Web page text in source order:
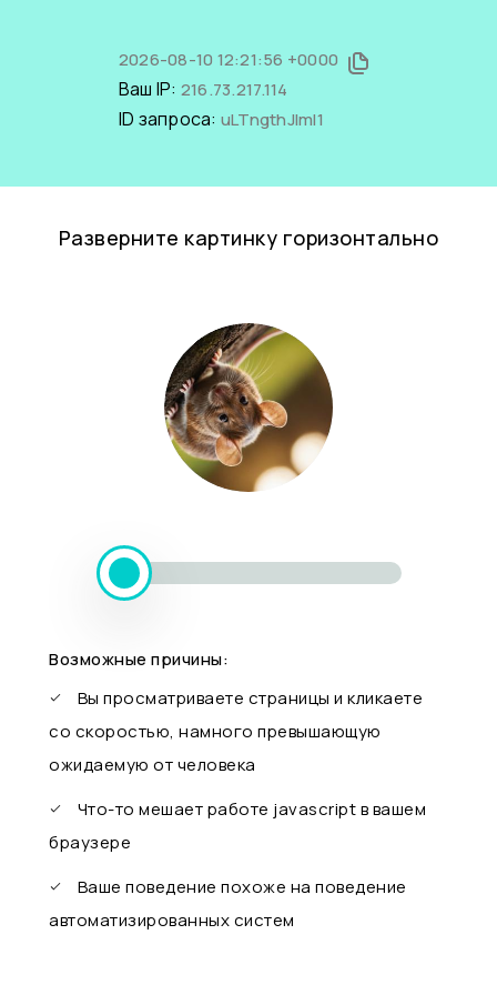
2026-08-10 12:21:56 +0000
Ваш IP: 216.73.217.114
ID запроса: uLTngthJlmI1
Разверните картинку горизонтально
Возможные причины:
Вы просматриваете страницы и кликаете
со скоростью, намного превышающую
ожидаемую от человека
Что-то мешает работе javascript в вашем
браузере
Ваше поведение похоже на поведение
автоматизированных систем